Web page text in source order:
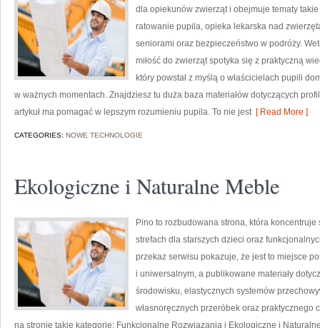
dla opiekunów zwierząt i obejmuje tematy
ratowanie pupila, opieka lekarska nad
seniorami oraz bezpieczeństwo w podróży.
miłość do zwierząt spotyka się z praktyczną
który powstał z myślą o właścicielach pupili
w ważnych momentach. Znajdziesz tu duża baza materiałów dotyczących
artykuł ma pomagać w lepszym rozumieniu pupila. To nie jest[ Read More ]
CATEGORIES: NOWE TECHNOLOGIE
Ekologiczne i Naturalne Meble
Pino to rozbudowana strona, która
strefach dla starszych dzieci oraz
przekaz serwisu pokazuje, że jest to miejsce
i uniwersalnym, a publikowane materiały
środowisku, elastycznych systemów
własnoręcznych przeróbek oraz
na stronie takie kategorie: Funkcjonalne Rozwiązania i Ekologiczne i